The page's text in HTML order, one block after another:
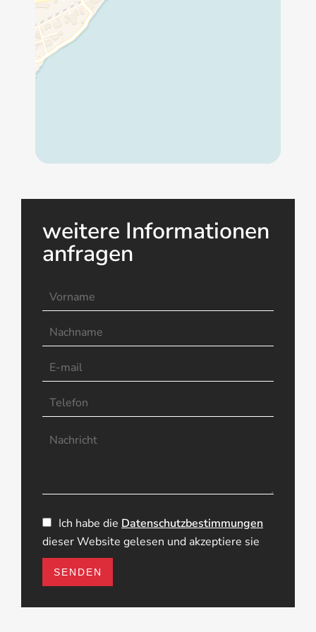
weitere Informationen
anfragen
Ich habe die Datenschutzbestimmungen
dieser Website gelesen und akzeptiere sie
SENDEN